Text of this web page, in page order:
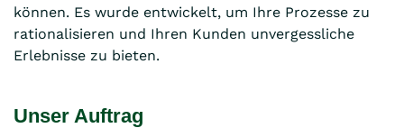
können. Es wurde entwickelt, um Ihre Prozesse zu
rationalisieren und Ihren Kunden unvergessliche
Erlebnisse zu bieten.
Unser Auftrag